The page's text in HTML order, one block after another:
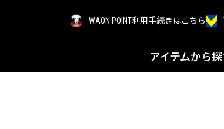
WAON POINT利用手続きはこちら
アイテムから